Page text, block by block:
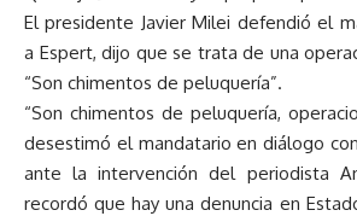
El presidente Javier Milei defendió el
a Espert, dijo que se trata de una
“Son chimentos de peluquería”.
“Son chimentos de peluquería,
desestimó el mandatario en diálogo
ante la intervención del periodista
recordó que hay una denuncia en